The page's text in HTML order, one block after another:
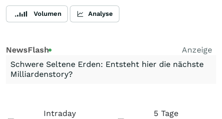
Volumen Analyse
NewsFlash
Anzeige
Schwere Seltene Erden: Entsteht hier die nächste
Milliardenstory?
Intraday 5 Tage